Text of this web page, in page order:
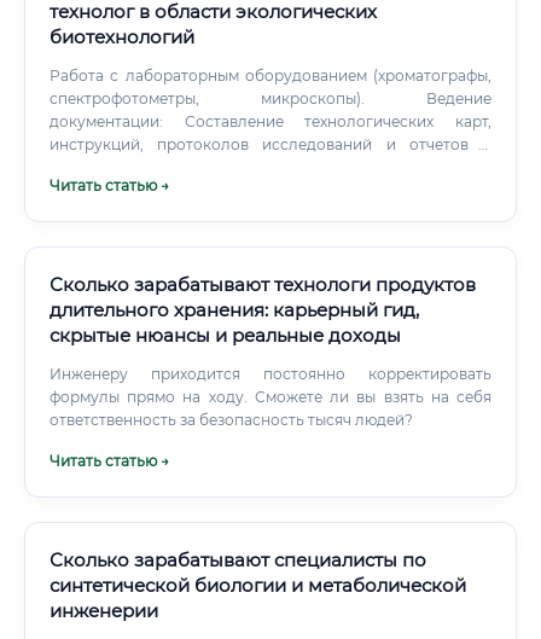
технолог в области экологических
биотехнологий
Работа с лабораторным оборудованием (хроматографы,
спектрофотометры, микроскопы). Ведение
документации: Составление технологических карт,
инструкций, протоколов исследований и отчетов о
требованиями и стандартами (ГОСТ, ISO).
Читать статью →
Сколько зарабатывают технологи продуктов
длительного хранения: карьерный гид,
скрытые нюансы и реальные доходы
Инженеру приходится постоянно корректировать
формулы прямо на ходу. Сможете ли вы взять на себя
ответственность за безопасность тысяч людей?
Читать статью →
Сколько зарабатывают специалисты по
синтетической биологии и метаболической
инженерии